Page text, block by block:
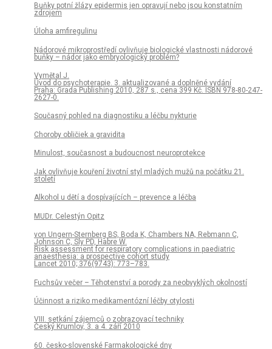
Buňky potní žlázy epidermis jen opravují nebo jsou konstatním
zdrojem
Úloha amfiregulinu
Nádorové mikroprostředí ovlivňuje biologické vlastnosti nádorové
buňky – nádor jako embryologický problém?
Vymětal J.
Úvod do psychoterapie. 3. aktualizované a doplněné vydání
Praha: Grada Publishing 2010, 287 s., cena 399 Kč. ISBN 978-80-247-
2627-0.
Současný pohled na diagnostiku a léčbu nykturie
Choroby obličiek a gravidita
Minulost, současnost a budoucnost neuroprotekce
Jak ovlivňuje kouření životní styl mladých mužů na počátku 21.
století
Alkohol u dětí a dospívajících – prevence a léčba
MUDr. Celestýn Opitz
von Ungern-Sternberg BS, Boda K, Chambers NA, Rebmann C,
Johnson C, Sly PD, Habre W.
Risk assessment for respiratory complications in paediatric
anaesthesia: a prospective cohort study
Lancet 2010; 376(9743): 773–783.
Fuchsův večer – Těhotenství a porody za neobvyklých okolností
Účinnost a riziko medikamentózní léčby otylosti
VIII. setkání zájemců o zobrazovací techniky
Český Krumlov, 3. a 4. září 2010
60. česko-slovenské Farmakologické dny